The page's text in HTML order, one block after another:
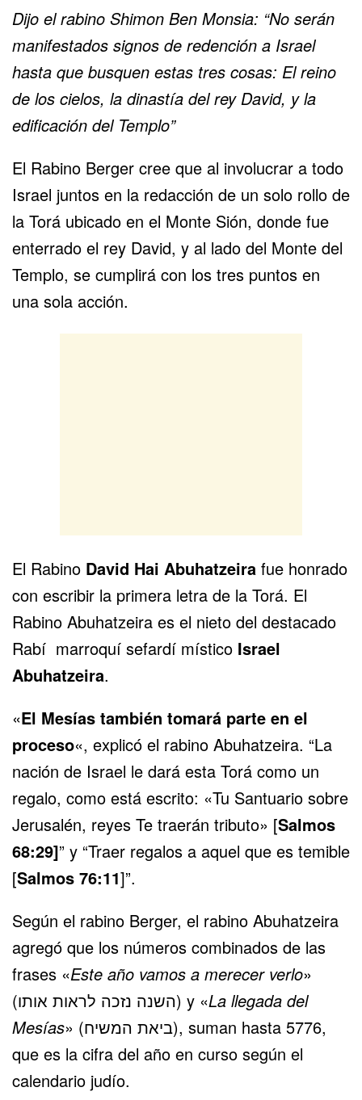
Dijo el rabino Shimon Ben Monsia: “No serán
manifestados signos de redención a Israel
hasta que busquen estas tres cosas: El reino
de los cielos, la dinastía del rey David, y la
edificación del Templo”
El Rabino Berger cree que al involucrar a todo
Israel juntos en la redacción de un solo rollo de
la Torá ubicado en el Monte Sión, donde fue
enterrado el rey David, y al lado del Monte del
Templo, se cumplirá con los tres puntos en
una sola acción.
El Rabino David Hai Abuhatzeira fue honrado
con escribir la primera letra de la Torá. El
Rabino Abuhatzeira es el nieto del destacado
Rabí marroquí sefardí místico Israel
Abuhatzeira.
«El Mesías también tomará parte en el
proceso«, explicó el rabino Abuhatzeira. “La
nación de Israel le dará esta Torá como un
regalo, como está escrito: «Tu Santuario sobre
Jerusalén, reyes Te traerán tributo» [Salmos
68:29]” y “Traer regalos a aquel que es temible
[Salmos 76:11]”.
Según el rabino Berger, el rabino Abuhatzeira
agregó que los números combinados de las
frases «Este año vamos a merecer verlo»
(השנה נזכה לראות אותו) y «La llegada del
Mesías» (ביאת המשיח), suman hasta 5776,
que es la cifra del año en curso según el
calendario judío.